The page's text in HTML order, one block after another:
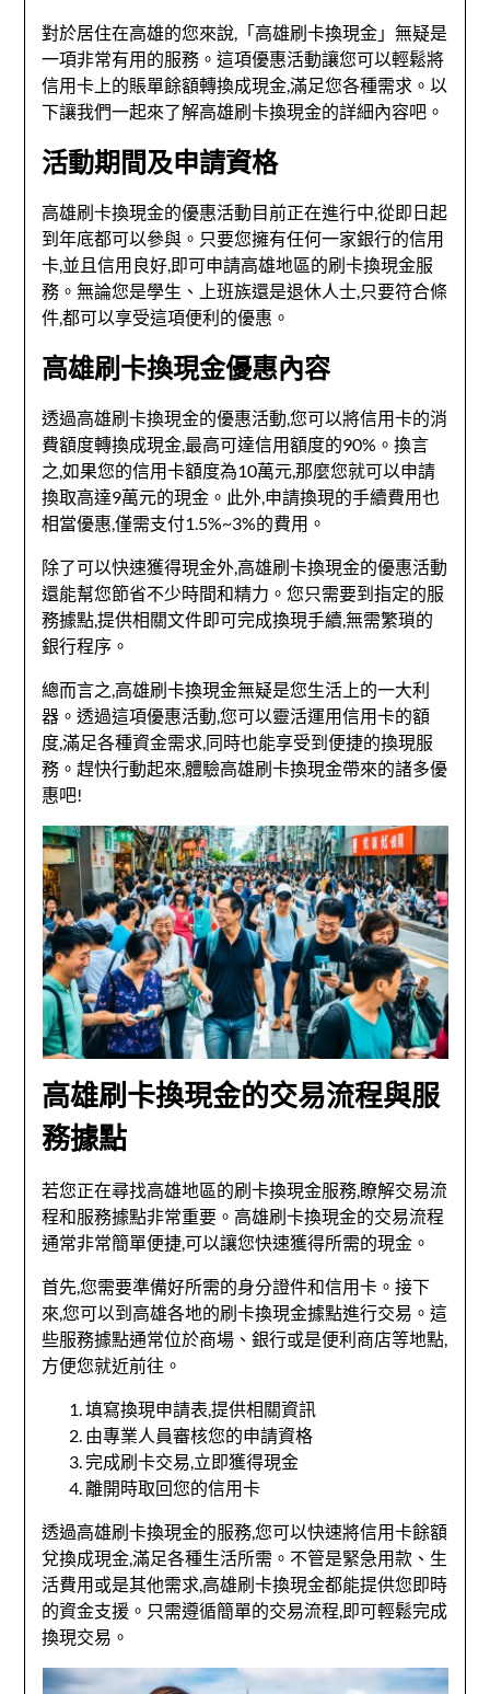
對於居住在高雄的您來說,「高雄刷卡換現金」無疑是
一項非常有用的服務。這項優惠活動讓您可以輕鬆將
信用卡上的賬單餘額轉換成現金,滿足您各種需求。以
下讓我們一起來了解高雄刷卡換現金的詳細內容吧。
活動期間及申請資格
高雄刷卡換現金的優惠活動目前正在進行中,從即日起
到年底都可以參與。只要您擁有任何一家銀行的信用
卡,並且信用良好,即可申請高雄地區的刷卡換現金服
務。無論您是學生、上班族還是退休人士,只要符合條
件,都可以享受這項便利的優惠。
高雄刷卡換現金優惠內容
透過高雄刷卡換現金的優惠活動,您可以將信用卡的消
費額度轉換成現金,最高可達信用額度的90%。換言
之,如果您的信用卡額度為10萬元,那麼您就可以申請
換取高達9萬元的現金。此外,申請換現的手續費用也
相當優惠,僅需支付1.5%~3%的費用。
除了可以快速獲得現金外,高雄刷卡換現金的優惠活動
還能幫您節省不少時間和精力。您只需要到指定的服
務據點,提供相關文件即可完成換現手續,無需繁瑣的
銀行程序。
總而言之,高雄刷卡換現金無疑是您生活上的一大利
器。透過這項優惠活動,您可以靈活運用信用卡的額
度,滿足各種資金需求,同時也能享受到便捷的換現服
務。趕快行動起來,體驗高雄刷卡換現金帶來的諸多優
惠吧!
高雄刷卡換現金的交易流程與服
務據點
若您正在尋找高雄地區的刷卡換現金服務,瞭解交易流
程和服務據點非常重要。高雄刷卡換現金的交易流程
通常非常簡單便捷,可以讓您快速獲得所需的現金。
首先,您需要準備好所需的身分證件和信用卡。接下
來,您可以到高雄各地的刷卡換現金據點進行交易。這
些服務據點通常位於商場、銀行或是便利商店等地點,
方便您就近前往。
填寫換現申請表,提供相關資訊
由專業人員審核您的申請資格
完成刷卡交易,立即獲得現金
離開時取回您的信用卡
透過高雄刷卡換現金的服務,您可以快速將信用卡餘額
兌換成現金,滿足各種生活所需。不管是緊急用款、生
活費用或是其他需求,高雄刷卡換現金都能提供您即時
的資金支援。只需遵循簡單的交易流程,即可輕鬆完成
換現交易。